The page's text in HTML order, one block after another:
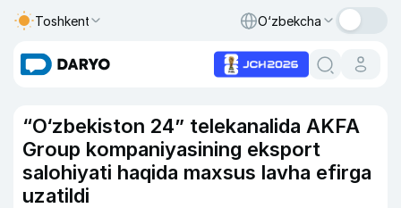
Toshkent O‘zbekcha
“O‘zbekiston 24” telekanalida AKFA
Group kompaniyasining eksport
salohiyati haqida maxsus lavha efirga
uzatildi